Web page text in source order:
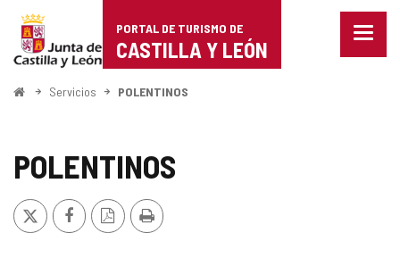
Portal
de
Turismo
Castilla
León
PORTAL DE TURISMO DE
CASTILLA Y LEÓN
Menu
InicioServicios POLENTINOS
POLENTINOS
X FacebookVersión
PDF
Imprimir